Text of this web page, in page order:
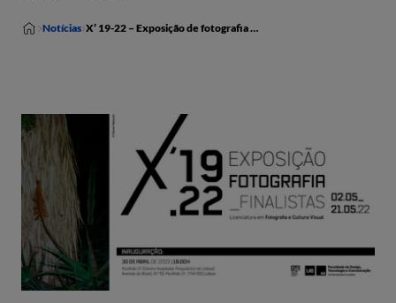
Notícias X’ 19-22 – Exposição de fotografia de finalistas do IADE inaugurada a 30 de abril